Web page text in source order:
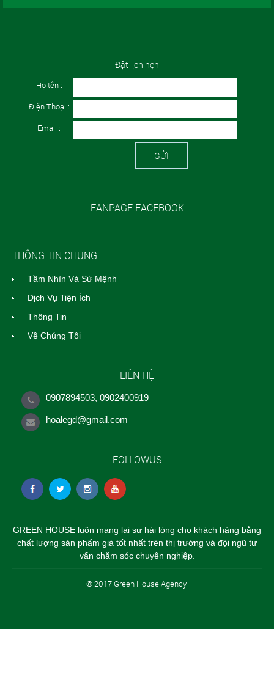
Đặt lịch hẹn
Họ tên :
Điện Thoại :
Email :
GỬI
FANPAGE FACEBOOK
THÔNG TIN CHUNG
Tầm Nhìn Và Sứ Mệnh
Dịch Vụ Tiện Ích
Thông Tin
Về Chúng Tôi
LIÊN HỆ
0907894503, 0902400919
hoalegd@gmail.com
FOLLOWUS
GREEN HOUSE luôn mang lại sự hài lòng cho khách hàng bằng
chất lượng sản phẩm giá tốt nhất trên thị trường và đội ngũ tư
vấn chăm sóc chuyên nghiệp.
© 2017 Green House Agency.